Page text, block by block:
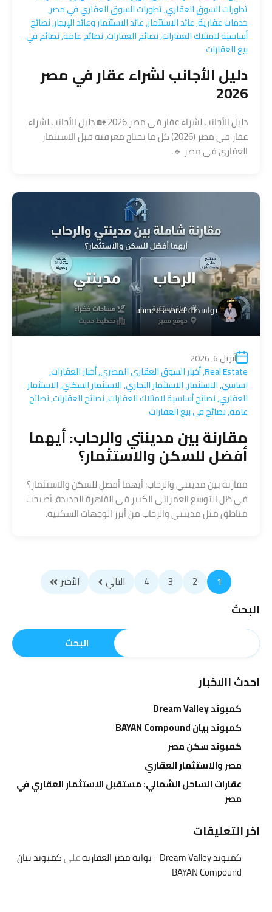
تطورات السوق العقاري,تطورات السوق العقاري في مصر,
خدمات عقارية,عائد الاستثمار,عائد الاستثمار وعائد الإيجار,نصائح
أساسية لامتلاك العقارات,نصائح العقارات,نصائح عامة,نصائح في
بيع العقارات
دليل الأجانب لشراء عقار في مصر
2026
دليل الأجانب لشراء عقار في مصر 2026 🏡 دليل الأجانب لشراء
عقار في مصر (2026) كل ما تحتاج معرفته قبل الاستثمار
العقاري في مصر 🔹.
بواسطةahmed ashraf
أبريل 6, 2026
Real Estate
,أخبار السوق العقاري المصري,أخبار العقارات,
اساسي,الاستثمار,الاستثمار التجاري,الاستثمار السكني,الاستثمار
العقاري,نصائح أساسية لامتلاك العقارات,نصائح العقارات,نصائح
عامة,نصائح في بيع العقارات
مقارنة بين مدينتي والرحاب: أيهما
أفضل للسكن والاستثمار؟
مقارنة بين مدينتي والرحاب: أيهما أفضل للسكن والاستثمار؟
في ظل التوسع العمراني الكبير في القاهرة الجديدة، أصبحت
مناطق مثل مدينتي والرحاب من أبرز الوجهات السكنية.
1
2
3
4 التالي الأخير
البحث
البحث
احدث االاخبار
كمبوند Dream Valley
كمبوند بيان BAYAN Compound
كمبوند سكن مصر
مصر والاستثمار العقاري
عقارات الساحل الشمالي: مستقبل الاستثمار العقاري في
مصر
اخر التعليقات
كمبوند Dream Valley - بوابة مصر العقارية علىكمبوند بيان
BAYAN Compound